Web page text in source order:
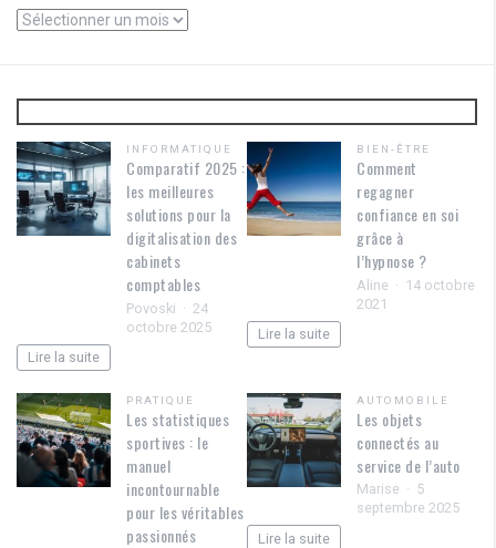
Archives
INFORMATIQUE
Comparatif 2025 :
les meilleures
solutions pour la
digitalisation des
cabinets
comptables
Povoski
24
octobre 2025
Lire la suite
BIEN-ÊTRE
Comment
regagner
confiance en soi
grâce à
l’hypnose ?
Aline
14 octobre
2021
Lire la suite
PRATIQUE
Les statistiques
sportives : le
manuel
incontournable
pour les véritables
passionnés
AUTOMOBILE
Les objets
connectés au
service de l’auto
Marise
5
septembre 2025
Lire la suite